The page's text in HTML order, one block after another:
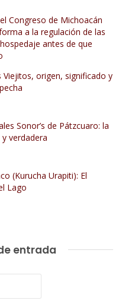
Congreso de Michoacán
a la regulación de las
antes de que
Viejitos, origen, significado y
Sonor’s de Pátzcuaro: la
verdadera
(Kurucha Urapiti): El
Lago
entrada